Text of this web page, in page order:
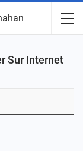
Sur Internet